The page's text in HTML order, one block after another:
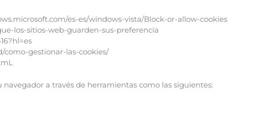
es-es/windows-vista/Block-or-allow-cookies
los-sitios-web-guarden-sus-preferencia
como-gestionar-las-cookies/
a través de herramientas como las siguientes: